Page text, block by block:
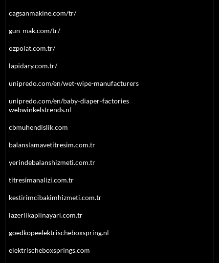
cagsanmakine.com/tr/
gun-mak.com/tr/
ozpolat.com.tr/
lapidary.com.tr/
unipredo.com/en/wet-wipe-manufacturers
unipredo.com/en/baby-diaper-factories
webwinkelstrends.nl
cbmuhendislik.com
balanslamavetitresim.com.tr
yerindebalanshizmeti.com.tr
titresimanalizi.com.tr
kestirimcibakimhizmeti.com.tr
lazerlikaplinayari.com.tr
goedkopeelektrischeboxspring.nl
elektrischeboxsprings.com